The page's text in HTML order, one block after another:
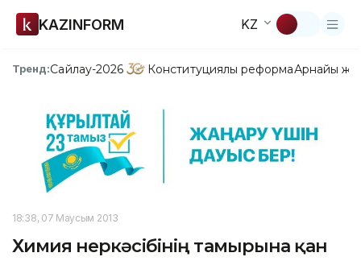
KAZINFORM KZ
Тренд:Сайлау-2026 Конституциялық реформаАрнайы
18:38, 07 Маусым 2013
Химия өнеркәсібінің тамырына қан